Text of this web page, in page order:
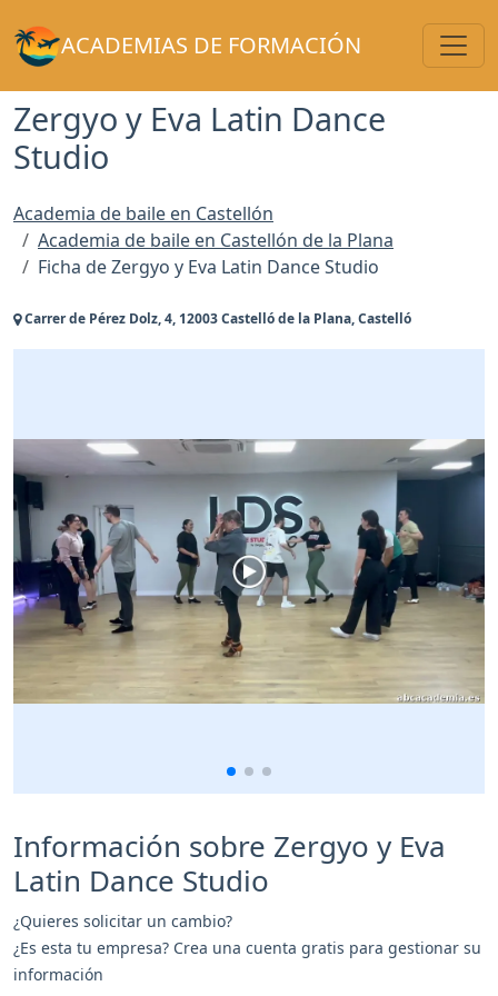
ACADEMIAS DE FORMACIÓN
Zergyo y Eva Latin Dance
Studio
Academia de baile en Castellón
Academia de baile en Castellón de la Plana
Ficha de Zergyo y Eva Latin Dance Studio
Carrer de Pérez Dolz, 4, 12003 Castelló de la Plana, Castelló
Información sobre Zergyo y Eva
Latin Dance Studio
¿Quieres solicitar un cambio?
¿Es esta tu empresa? Crea una cuenta gratis para gestionar su
información